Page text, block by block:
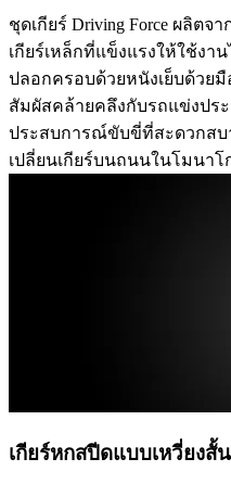
ชุดเกียร์ Driving Force ผลิต
เกียร์เหล็กที่แข็งแรงให้ใช้งา
ปลอกครอบด้วยหนังเย็บด้วย
สัมผัสคล้ายคลึงกับรถแข่งปร
ประสบการณ์ขับขี่ที่สะดวกส
เปลี่ยนเกียร์บนถนนในโมนาโ
เกียร์หกสปีดแบบเหวี่ยงสั้